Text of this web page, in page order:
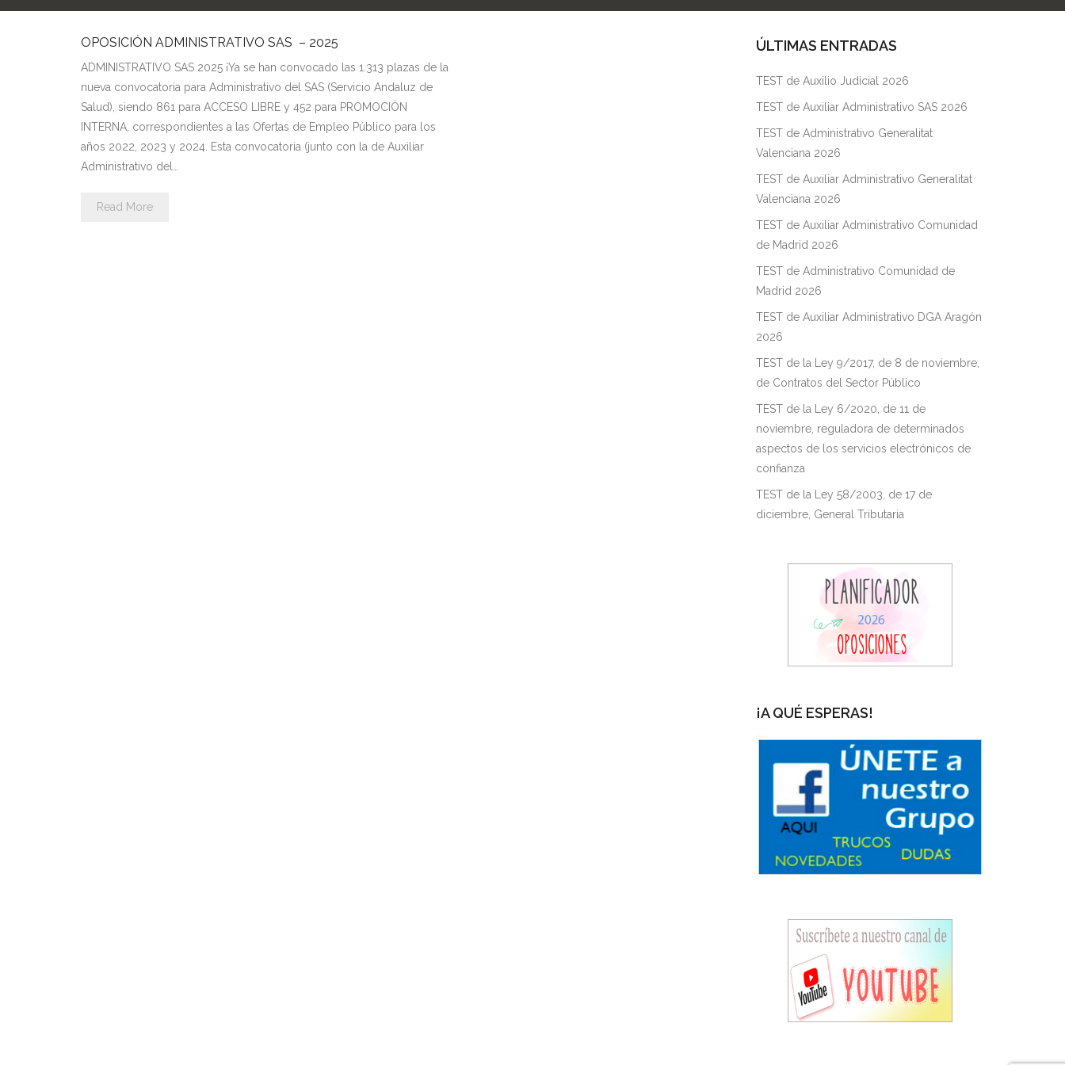
OPOSICIÓN ADMINISTRATIVO SAS – 2025
ADMINISTRATIVO SAS 2025 ¡Ya se han convocado las 1.313 plazas de la
nueva convocatoria para Administrativo del SAS (Servicio Andaluz de
Salud), siendo 861 para ACCESO LIBRE y 452 para PROMOCIÓN
INTERNA, correspondientes a las Ofertas de Empleo Público para los
años 2022, 2023 y 2024. Esta convocatoria (junto con la de Auxiliar
Administrativo del…
Read More
ÚLTIMAS ENTRADAS
TEST de Auxilio Judicial 2026
TEST de Auxiliar Administrativo SAS 2026
TEST de Administrativo Generalitat
Valenciana 2026
TEST de Auxiliar Administrativo Generalitat
Valenciana 2026
TEST de Auxiliar Administrativo Comunidad
de Madrid 2026
TEST de Administrativo Comunidad de
Madrid 2026
TEST de Auxiliar Administrativo DGA Aragón
2026
TEST de la Ley 9/2017, de 8 de noviembre,
de Contratos del Sector Público
TEST de la Ley 6/2020, de 11 de
noviembre, reguladora de determinados
aspectos de los servicios electrónicos de
confianza
TEST de la Ley 58/2003, de 17 de
diciembre, General Tributaria
¡A QUÉ ESPERAS!